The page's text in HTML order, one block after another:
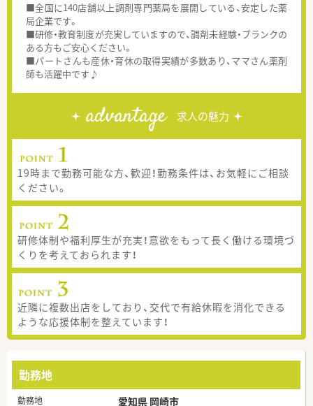
■全国に140店舗以上調剤専門薬局を展開している、安定した薬
局企業です。
■研修・教育制度が充実していますので、調剤未経験・ブランクの
ある方もご安心ください。
■パートさんも産休・育休の取得実績が多数あり、ママさん薬剤
師も活躍中です♪
advantage 求人の魅力
19時まで勤務可能な方、歓迎！勤務条件は、お気軽にご相談
ください。
研修体制や福利厚生が充実！意欲をもって長く働ける環境づ
くりを考えておられます！
近隣に複数出店をしており、交代で有給休暇を消化できる
ような応援体制を整えています！
勤務地
勤務地 愛知県 岡崎市